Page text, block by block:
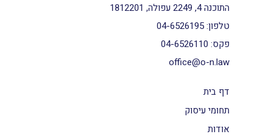
דף בית
תחומי עיסוק
אודות
התוכנה 4, 2249 עפולה, 1812201
טלפון:04-6526195
פקס: 04-6526110
office@o-n.law